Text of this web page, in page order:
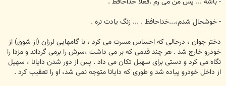
- خوشحال شدم،...خداحافظ . ... زنگ یادت نره .
دختر جوان ، درحالی که احساس مسرت می کرد ، با گامهایی لرزان (از شوق) از
خودرو خارج شد . هر چند قدمی که بر می داشت ،سرش را برمی گرداند و مزدا را
نگاه می کرد و دستی برای سهیل تکان می داد . پس از دور شدن دایانا ، سهیل
از داخل خودرو پیاده شد و طوری که دایانا متوجه نمی شد، او را تعقیب کرد .